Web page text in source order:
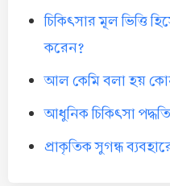
চিকিৎসার মূল ভিত্তি
করেন?
আল কেমি বলা হয়
আধুনিক চিকিৎসা
প্রাকৃতিক সুগন্ধ